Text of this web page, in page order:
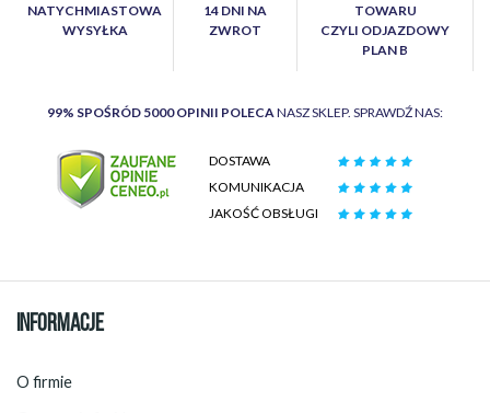
NATYCHMIASTOWA
WYSYŁKA
14 DNI NA
ZWROT
TOWARU
CZYLI ODJAZDOWY
PLAN B
99% SPOŚRÓD 5000 OPINII POLECANASZ SKLEP. SPRAWDŹ NAS:
DOSTAWA
KOMUNIKACJA
JAKOŚĆ OBSŁUGI
INFORMACJE
O firmie